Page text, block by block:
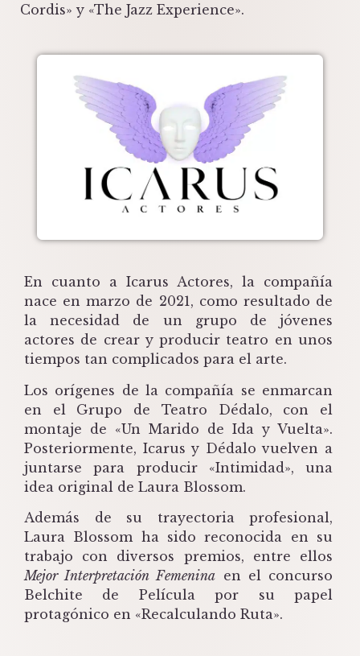
Cordis» y «The Jazz Experience».
En cuanto a Icarus Actores, la compañía
nace en marzo de 2021, como resultado de
la necesidad de un grupo de jóvenes
actores de crear y producir teatro en unos
tiempos tan complicados para el arte.
Los orígenes de la compañía se enmarcan
en el Grupo de Teatro Dédalo, con el
montaje de «Un Marido de Ida y Vuelta».
Posteriormente, Icarus y Dédalo vuelven a
juntarse para producir «Intimidad», una
idea original de Laura Blossom.
Además de su trayectoria profesional,
Laura Blossom ha sido reconocida en su
trabajo con diversos premios, entre ellos
Mejor Interpretación Femenina en el concurso
Belchite de Película por su papel
protagónico en «Recalculando Ruta».